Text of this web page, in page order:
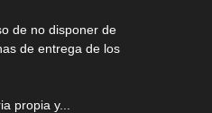
de no disponer de
de entrega de los
propia y...